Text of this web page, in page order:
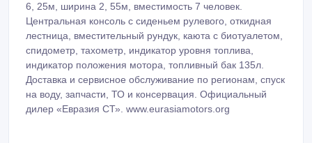
6, 25м, ширина 2, 55м, вместимость 7 человек.
Центральная консоль с сиденьем рулевого, откидная
лестница, вместительный рундук, каюта с биотуалетом,
спидометр, тахометр, индикатор уровня топлива,
индикатор положения мотора, топливный бак 135л.
Доставка и сервисное обслуживание по регионам, спуск
на воду, запчасти, ТО и консервация. Официальный
дилер «Евразия СТ». www.eurasiamotors.org